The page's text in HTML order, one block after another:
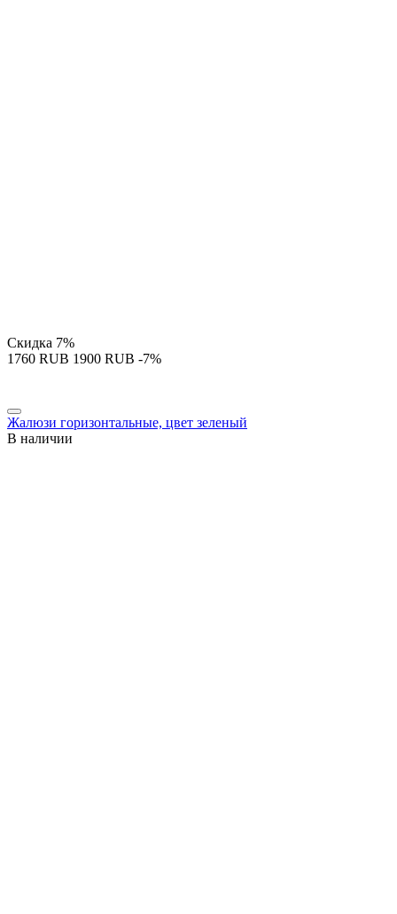
Скидка 7%
‍1760‍ RUB ‍1900‍ RUB -7%
Жалюзи горизонтальные, цвет зеленый
В наличии